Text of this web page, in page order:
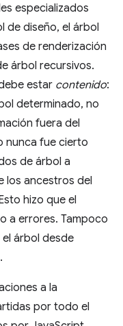
especializados
de diseño, el árbol
de renderización
árbol recursivos.
estar contenido:
determinado, no
fuera del
nunca fue cierto
de árbol a
los ancestros del
hizo que el
a errores. Tampoco
árbol desde
a la
por todo el